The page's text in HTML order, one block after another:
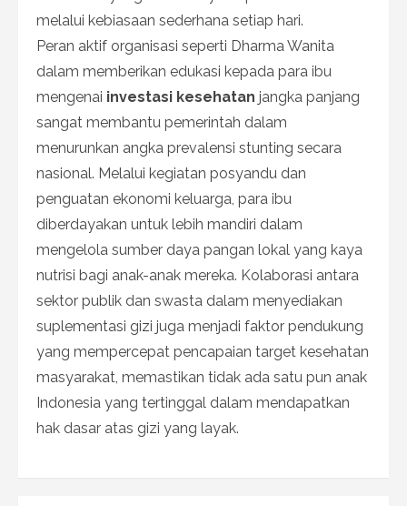
melalui kebiasaan sederhana setiap hari.
Peran aktif organisasi seperti Dharma Wanita
dalam memberikan edukasi kepada para ibu
mengenai investasi kesehatan jangka panjang
sangat membantu pemerintah dalam
menurunkan angka prevalensi stunting secara
nasional. Melalui kegiatan posyandu dan
penguatan ekonomi keluarga, para ibu
diberdayakan untuk lebih mandiri dalam
mengelola sumber daya pangan lokal yang kaya
nutrisi bagi anak-anak mereka. Kolaborasi antara
sektor publik dan swasta dalam menyediakan
suplementasi gizi juga menjadi faktor pendukung
yang mempercepat pencapaian target kesehatan
masyarakat, memastikan tidak ada satu pun anak
Indonesia yang tertinggal dalam mendapatkan
hak dasar atas gizi yang layak.